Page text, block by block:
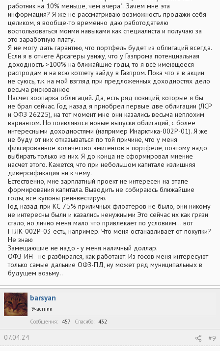
работник на 10% меньше, чем вчера".. Зачем мне эта
информация? Я же не рассматриваю возможность продажи себя
целиком, я вообще-то временно даю работодателю
воспользоваться моими навыками как специалиста и получаю за
это заработную плату.
Я не могу дать гарантию, что портфель будет из облигаций всегда.
Если я в отчете Арсагеры увижу, что у Газпрома потенциальная
доходность >100% на ближайшие годы, то я всё имеющееся
распродам и на всю котлету зайду в Газпром. Пока что я в акции
не суюсь, т.к. на мой взгляд при предложенных доходностях дело
весьма рискованное
Насчет зоопарка облигаций. Да, есть ряд позиций, которые я бы
не брал сейчас. Год назад я приобрел первые две облигации (ЛСР
и ОФЗ 26225), на тот момент мне они казались весьма неплохим
вариантом. Но появляются новые выпуски облигаций, с более
интересными доходностями (например Инарктика-002Р-01). Я же
не буду от них отказываться по той причине, что у меня
фиксированное количество эмитентов в портфеле, поэтому надо
выбирать только из них. Я до конца не сформировал мнение
насчет этого. Кажется, что при небольшом капитале излишняя
диверсификация ни к чему.
Естественно, мне зарплатный проект не интересен на этапе
формирования капитала. Выводить не собираюсь ближайшие
годы, все купоны реинвестирую.
Год назад при КС 7.5% приличных флоатеров не было, они никому
не интересны были и казались ненужными Это сейчас их как грязи
стало, но лично меня мало что привлекает по условиям... вот
ГТЛК-002Р-03 есть, например. Что меня останавливает от покупки?
Не знаю
Замещающие не надо - у меня наличный доллар.
ОФЗ-ИН - не разбирался, как работают. Из госов меня интересуют
только самые дальние ОФЗ-ПД, ну может ряд муниципальных в
будущем возьму..
barsyan
Участник
Сообщения
457 Спасибо 432
07.04.24 #9